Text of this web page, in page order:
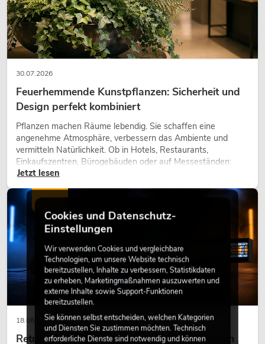
30.07.2026
Feuerhemmende Kunstpflanzen: Sicherheit und
Design perfekt kombiniert
Pflanzen machen Räume lebendig. Sie schaffen eine
angenehme Atmosphäre, verbessern das Ambiente und
vermitteln Natürlichkeit. Ob in Hotels, Restaurants,
Einkaufszentren, Bürogebäuden oder auf Messeständen:
eine hochwertige Begrünung gehört heute längst zum
modernen Raumkonzept.
Jetzt lesen
18.06.2026
Retro-Licht im modernen Lichtdesign: Warum
LICHT
Cookies und Datenschutz-
Einstellungen
Wir verwenden Cookies und vergleichbare
Technologien, um unsere Website technisch
bereitzustellen, Inhalte zu verbessern, Statistikdaten
zu erheben, Marketingmaßnahmen auszuwerten und
externe Inhalte sowie Support-Funktionen
bereitzustellen.
Sie können selbst entscheiden, welchen Kategorien
und Diensten Sie zustimmen möchten. Technisch
erforderliche Dienste sind notwendig und können